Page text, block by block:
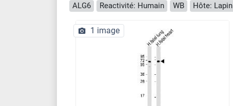
ALG6 Reactivité: Humain WB Hôte: Lapin
1 image